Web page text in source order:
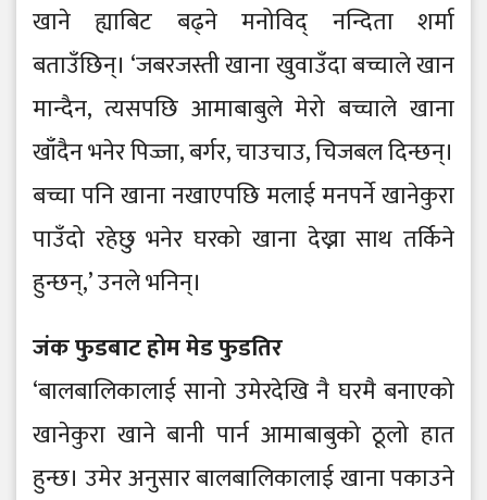
खाने ह्याबिट बढ्ने मनोविद् नन्दिता शर्मा
बताउँछिन्। ‘जबरजस्ती खाना खुवाउँदा बच्चाले खान
मान्दैन, त्यसपछि आमाबाबुले मेरो बच्चाले खाना
खाँदैन भनेर पिज्जा, बर्गर, चाउचाउ, चिजबल दिन्छन्।
बच्चा पनि खाना नखाएपछि मलाई मनपर्ने खानेकुरा
पाउँदो रहेछु भनेर घरको खाना देख्ना साथ तर्किने
हुन्छन्,’ उनले भनिन्।
जंक फुडबाट होम मेड फुडतिर
‘बालबालिकालाई सानो उमेरदेखि नै घरमै बनाएको
खानेकुरा खाने बानी पार्न आमाबाबुको ठूलो हात
हुन्छ। उमेर अनुसार बालबालिकालाई खाना पकाउने